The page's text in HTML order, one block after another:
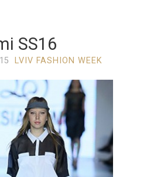
SS16
LVIV FASHION WEEK